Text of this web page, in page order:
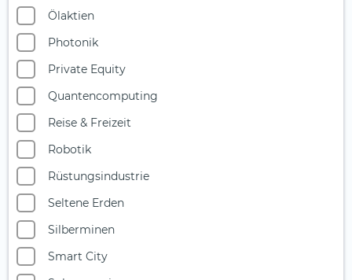
Ölaktien
Photonik
Private Equity
Quantencomputing
Reise & Freizeit
Robotik
Rüstungsindustrie
Seltene Erden
Silberminen
Smart City